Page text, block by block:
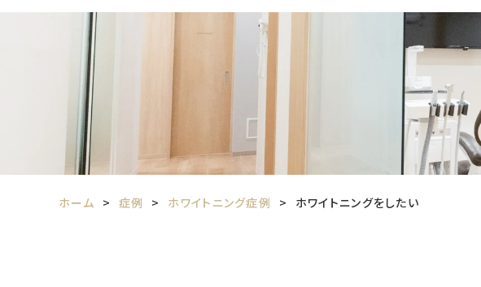
ホーム 症例 ホワイトニング症例 ホワイトニングをしたい